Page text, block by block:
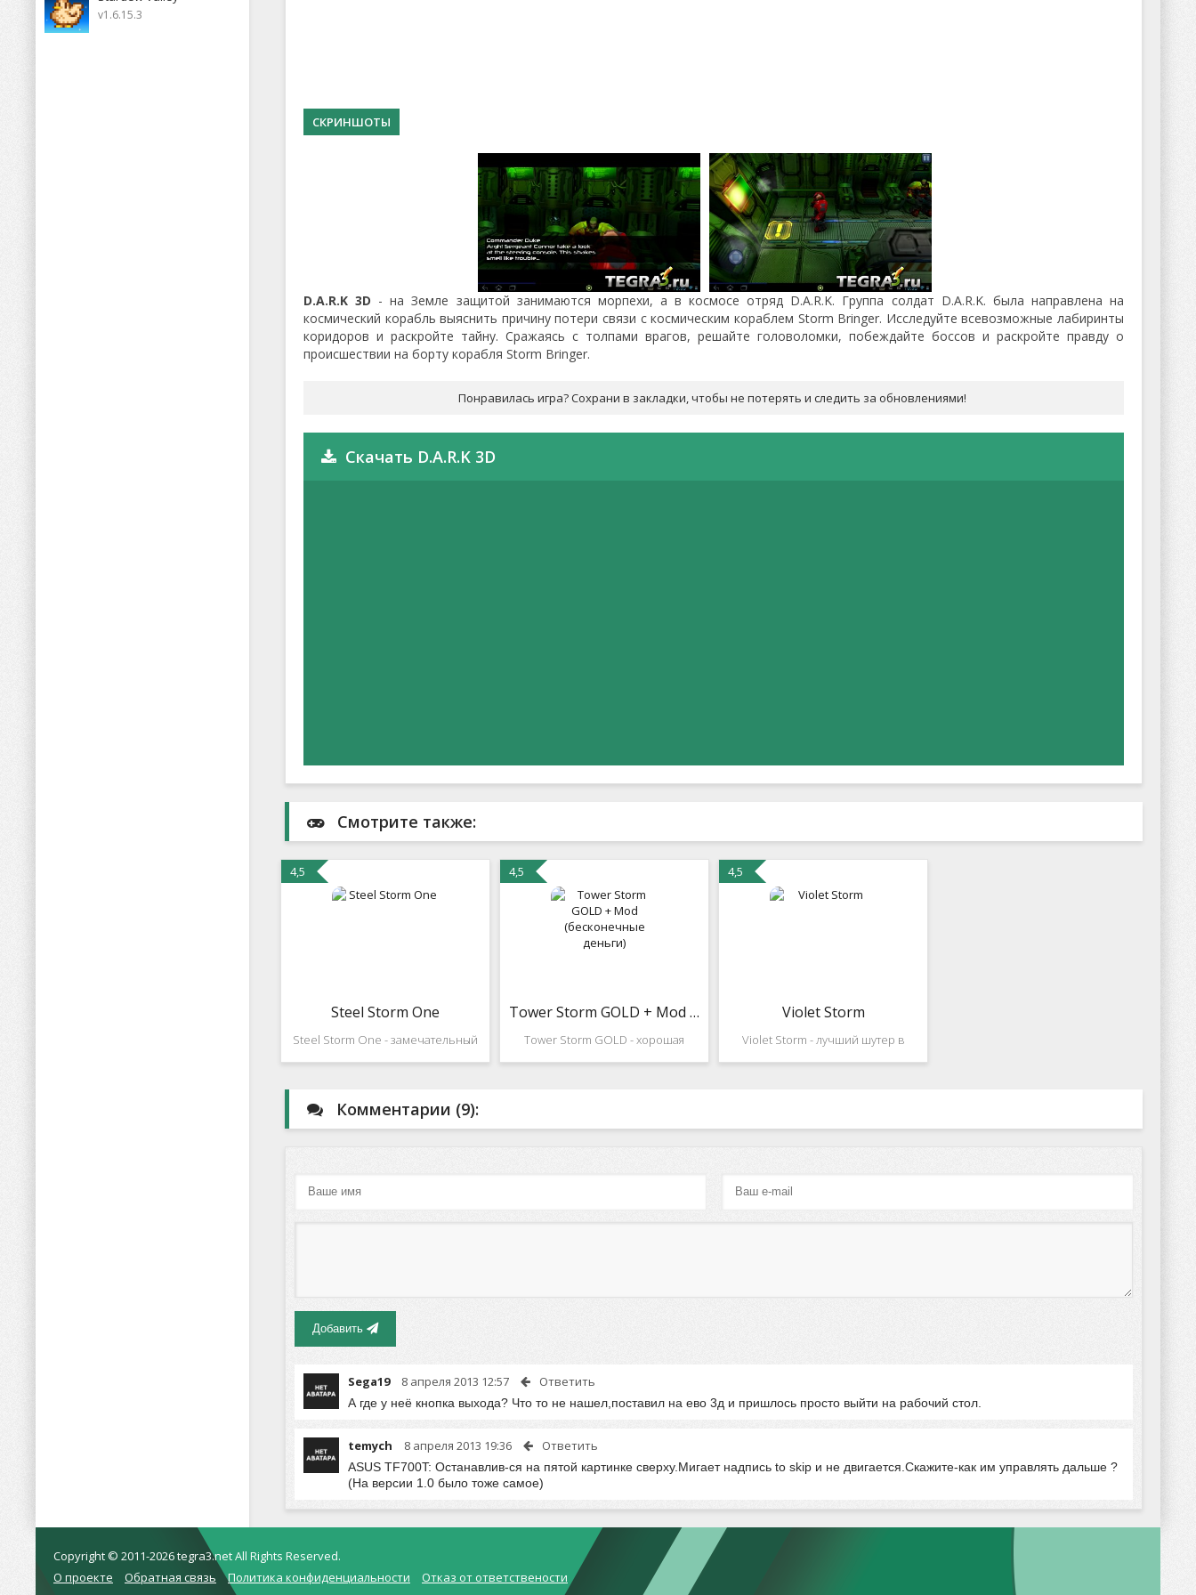
v1.6.15.3
СКРИНШОТЫ
D.A.R.K 3D - на Земле защитой занимаются морпехи, а в космосе отряд D.A.R.K. Группа солдат D.A.R.K. была направлена на
космический корабль выяснить причину потери связи с космическим кораблем Storm Bringer. Исследуйте всевозможные лабиринты
коридоров и раскройте тайну. Сражаясь с толпами врагов, решайте головоломки, побеждайте боссов и раскройте правду о
происшествии на борту корабля Storm Bringer.
Понравилась игра? Сохрани в закладки, чтобы не потерять и следить за обновлениями!
Скачать D.A.R.K 3D
Смотрите также:
4,5
Steel Storm One
Steel Storm One - замечательный
развивающиеся действия, много
взрывов и врагов. Возьмите в
4,5
Tower Storm GOLD + Mod (бесконечные деньги)
Tower Storm GOLD - хорошая
обладать стратегическими
4,5
Violet Storm
Violet Storm - лучший шутер в
цветов, размеров и форм,
Комментарии (9):
Добавить
Sega19 8 апреля 2013 12:57 Ответить
А где у неё кнопка выхода? Что то не нашел,поставил на ево 3д и пришлось просто выйти на рабочий стол.
temych 8 апреля 2013 19:36 Ответить
ASUS TF700T: Останавлив-ся на пятой картинке сверху.Мигает надпись to skip и не двигается.Скажите-как им управлять дальше ?
(На версии 1.0 было тоже самое)
Copyright © 2011-2026 tegra3.net All Rights Reserved.
О проекте
Обратная связь Политика конфиденциальности Отказ от ответствености